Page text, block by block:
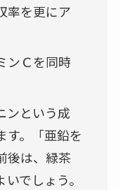
率を更にア
ンＣを同時
ンという成
す。「亜鉛を
後は、緑茶
でしょう。